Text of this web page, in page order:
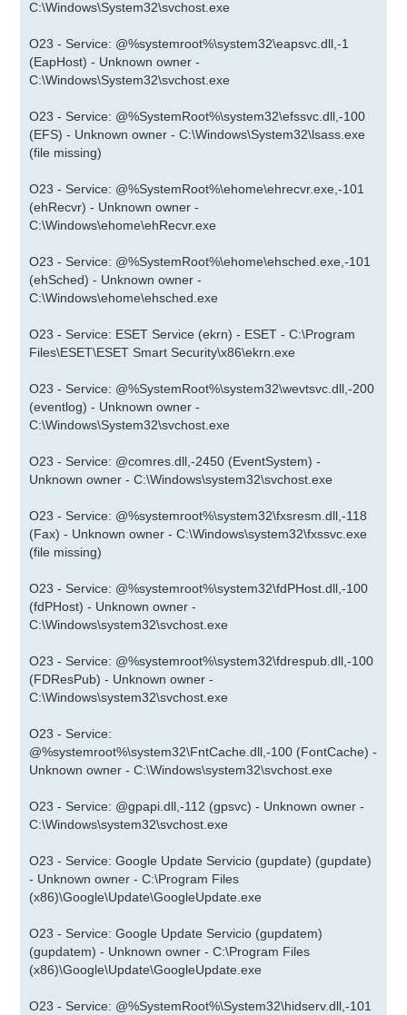
C:\Windows\System32\svchost.exe
O23 - Service: @%systemroot%\system32\eapsvc.dll,-1
(EapHost) - Unknown owner -
C:\Windows\System32\svchost.exe
O23 - Service: @%SystemRoot%\system32\efssvc.dll,-100
(EFS) - Unknown owner - C:\Windows\System32\lsass.exe
(file missing)
O23 - Service: @%SystemRoot%\ehome\ehrecvr.exe,-101
(ehRecvr) - Unknown owner -
C:\Windows\ehome\ehRecvr.exe
O23 - Service: @%SystemRoot%\ehome\ehsched.exe,-101
(ehSched) - Unknown owner -
C:\Windows\ehome\ehsched.exe
O23 - Service: ESET Service (ekrn) - ESET - C:\Program
Files\ESET\ESET Smart Security\x86\ekrn.exe
O23 - Service: @%SystemRoot%\system32\wevtsvc.dll,-200
(eventlog) - Unknown owner -
C:\Windows\System32\svchost.exe
O23 - Service: @comres.dll,-2450 (EventSystem) -
Unknown owner - C:\Windows\system32\svchost.exe
O23 - Service: @%systemroot%\system32\fxsresm.dll,-118
(Fax) - Unknown owner - C:\Windows\system32\fxssvc.exe
(file missing)
O23 - Service: @%systemroot%\system32\fdPHost.dll,-100
(fdPHost) - Unknown owner -
C:\Windows\system32\svchost.exe
O23 - Service: @%systemroot%\system32\fdrespub.dll,-100
(FDResPub) - Unknown owner -
C:\Windows\system32\svchost.exe
O23 - Service:
@%systemroot%\system32\FntCache.dll,-100 (FontCache) -
Unknown owner - C:\Windows\system32\svchost.exe
O23 - Service: @gpapi.dll,-112 (gpsvc) - Unknown owner -
C:\Windows\system32\svchost.exe
O23 - Service: Google Update Servicio (gupdate) (gupdate)
- Unknown owner - C:\Program Files
(x86)\Google\Update\GoogleUpdate.exe
O23 - Service: Google Update Servicio (gupdatem)
(gupdatem) - Unknown owner - C:\Program Files
(x86)\Google\Update\GoogleUpdate.exe
O23 - Service: @%SystemRoot%\System32\hidserv.dll,-101